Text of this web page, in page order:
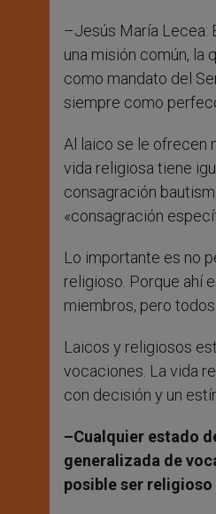
–Jesús María Lecea:
una misión común, la
como mandato del
siempre como
Al laico se le ofrecen
vida religiosa tiene
consagración
«consagración
Lo importante es no
religioso. Porque ahí
miembros, pero
Laicos y religiosos
vocaciones. La vida
con decisión y un
–Cualquier estado
generalizada de
posible ser religioso